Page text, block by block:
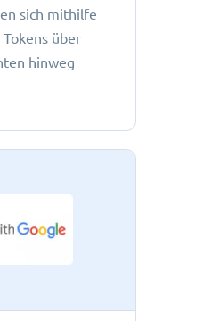
sich mithilfe
über
hinweg